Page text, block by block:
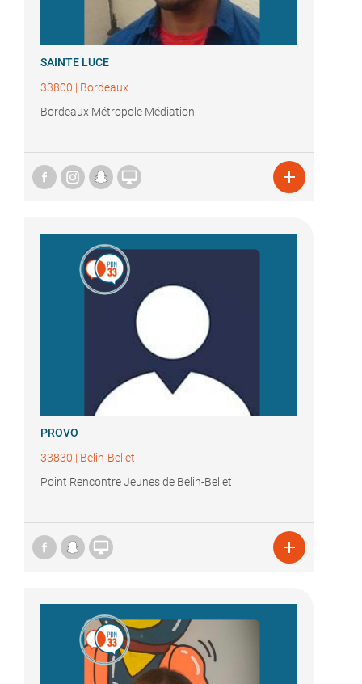
SAINTE LUCE
33800 | Bordeaux
Bordeaux Métropole Médiation
 
PROVO
33830 | Belin-Beliet
Point Rencontre Jeunes de Belin-Beliet
 